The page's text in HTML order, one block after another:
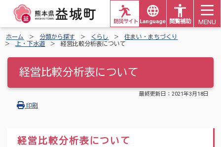
Languages 閲覧補助
防災サイト MENU
ホーム 分類から探す くらし
住まい・まちづくり
上・下水道
経営比較分析表について
経営比較分析表について
最終更新日： 2021年3月18日
印刷
経営比較分析表について